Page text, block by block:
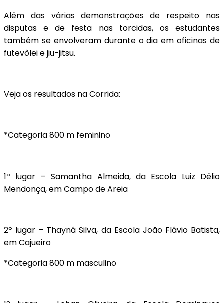
Além das várias demonstrações de respeito nas
disputas e de festa nas torcidas, os estudantes
também se envolveram durante o dia em oficinas de
futevôlei e jiu-jitsu.
Veja os resultados na Corrida:
*Categoria 800 m feminino
1º lugar – Samantha Almeida, da Escola Luiz Délio
Mendonça, em Campo de Areia
2º lugar – Thayná Silva, da Escola João Flávio Batista,
em Cajueiro
*Categoria 800 m masculino